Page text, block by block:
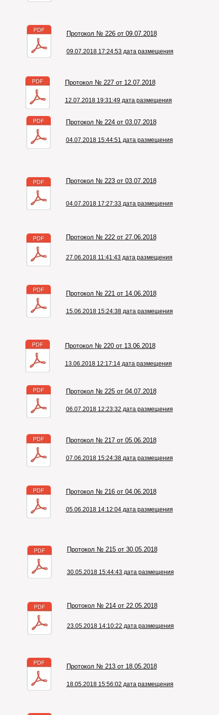
Протокол № 226 от 09.07.2018
09.07.2018 17:24:53 дата размещения
Протокол № 227 от 12.07.2018
12.07.2018 19:31:49 дата размещения
Протокол № 225 от 04.07.2018
06.07.2018 12:23:32 дата размещения
Протокол № 224 от 03.07.2018
04.07.2018 15:44:51 дата размещения
Протокол № 223 от 03.07.2018
04.07.2018 17:27:33 дата размещения
Протокол № 222 от 27.06.2018
27.06.2018 11:41:43 дата размещения
Протокол № 221 от 14.06.2018
15.06.2018 15:24:38 дата размещения
Протокол № 220 от 13.06.2018
13.06.2018 12:17:14 дата размещения
Протокол № 217 от 05.06.2018
07.06.2018 15:24:38 дата размещения
Протокол № 216 от 04.06.2018
05.06.2018 14:12:04 дата размещения
Протокол № 215 от 30.05.2018
30.05.2018 15:44:43 дата размещения
Протокол № 214 от 22.05.2018
23.05.2018 14:10:22 дата размещения
Протокол № 213 от 18.05.2018
18.05.2018 15:56:02 дата размещения